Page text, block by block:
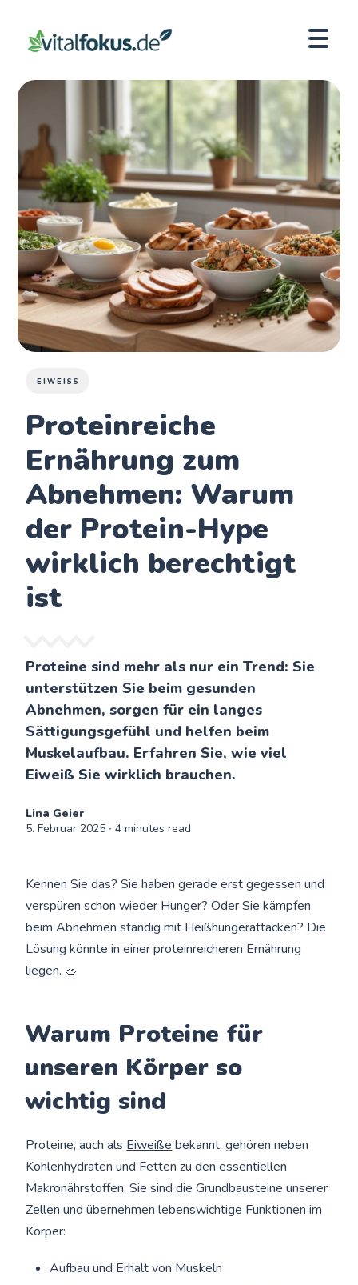
EIWEISS
Proteinreiche
Ernährung zum
Abnehmen: Warum
der Protein-Hype
wirklich berechtigt
ist
Proteine sind mehr als nur ein Trend: Sie
unterstützen Sie beim gesunden
Abnehmen, sorgen für ein langes
Sättigungsgefühl und helfen beim
Muskelaufbau. Erfahren Sie, wie viel
Eiweiß Sie wirklich brauchen.
Lina Geier
5. Februar 2025 ∙ 4 minutes read
Kennen Sie das? Sie haben gerade erst gegessen und
verspüren schon wieder Hunger? Oder Sie kämpfen
beim Abnehmen ständig mit Heißhungerattacken? Die
Lösung könnte in einer proteinreicheren Ernährung
liegen. 🥗
Warum Proteine für
unseren Körper so
wichtig sind
Proteine, auch als Eiweiße bekannt, gehören neben
Kohlenhydraten und Fetten zu den essentiellen
Makronährstoffen. Sie sind die Grundbausteine unserer
Zellen und übernehmen lebenswichtige Funktionen im
Körper:
Aufbau und Erhalt von Muskeln